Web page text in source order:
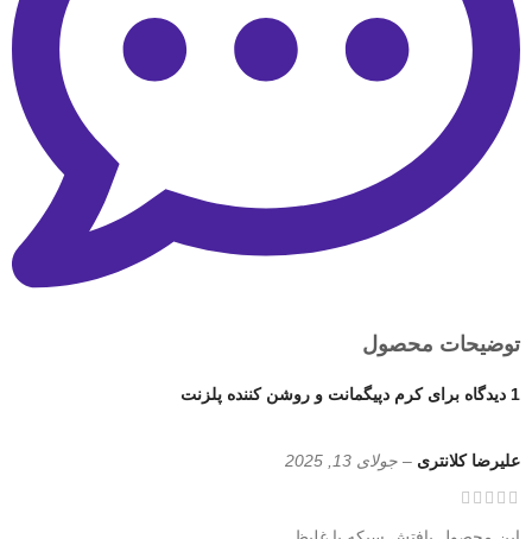
توضیحات محصول
1 دیدگاه برای كرم دپیگمانت و روشن كننده پلزنت
علیرضا کلانتری – جولای 13, 2025